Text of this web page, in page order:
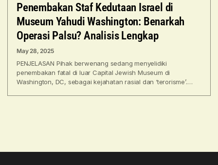
Penembakan Staf Kedutaan Israel di
Museum Yahudi Washington: Benarkah
Operasi Palsu? Analisis Lengkap
May 28, 2025
PENJELASAN Pihak berwenang sedang menyelidiki
penembakan fatal di luar Capital Jewish Museum di
Washington, DC, sebagai kejahatan rasial dan ‘terorisme’.